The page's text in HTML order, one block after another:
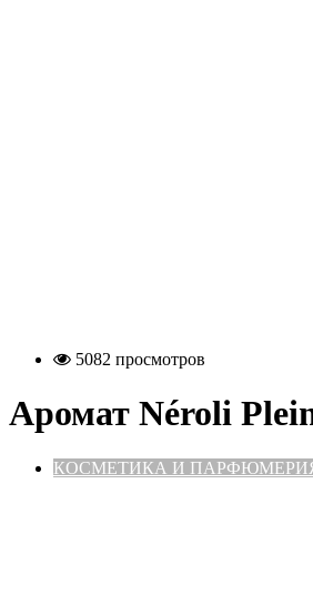
5082 просмотров
Аромат Néroli
КОСМЕТИКА И